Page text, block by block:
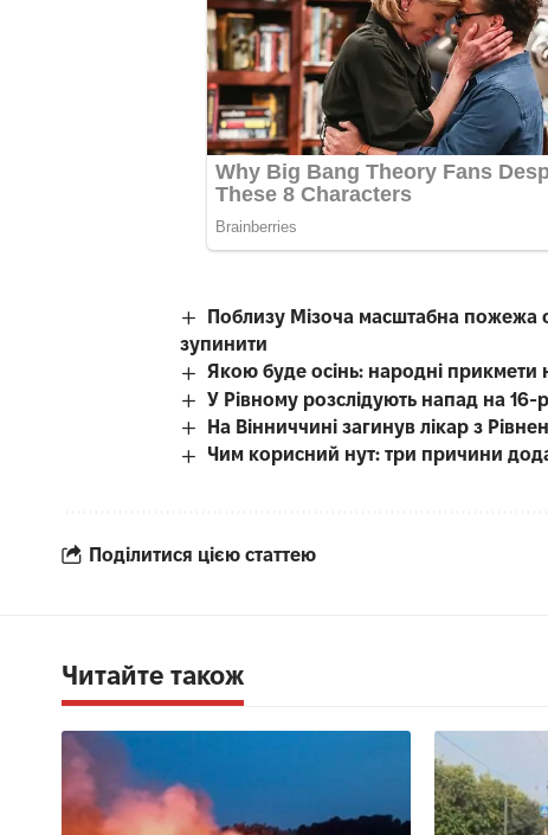
Поблизу Мізоча масштабна пожежа
зупинити
Якою буде осінь: народні прикмети
У Рівному розслідують напад на 16-
На Вінниччині загинув лікар з
Чим корисний нут: три причини
Поділитися цією статтею
Читайте також